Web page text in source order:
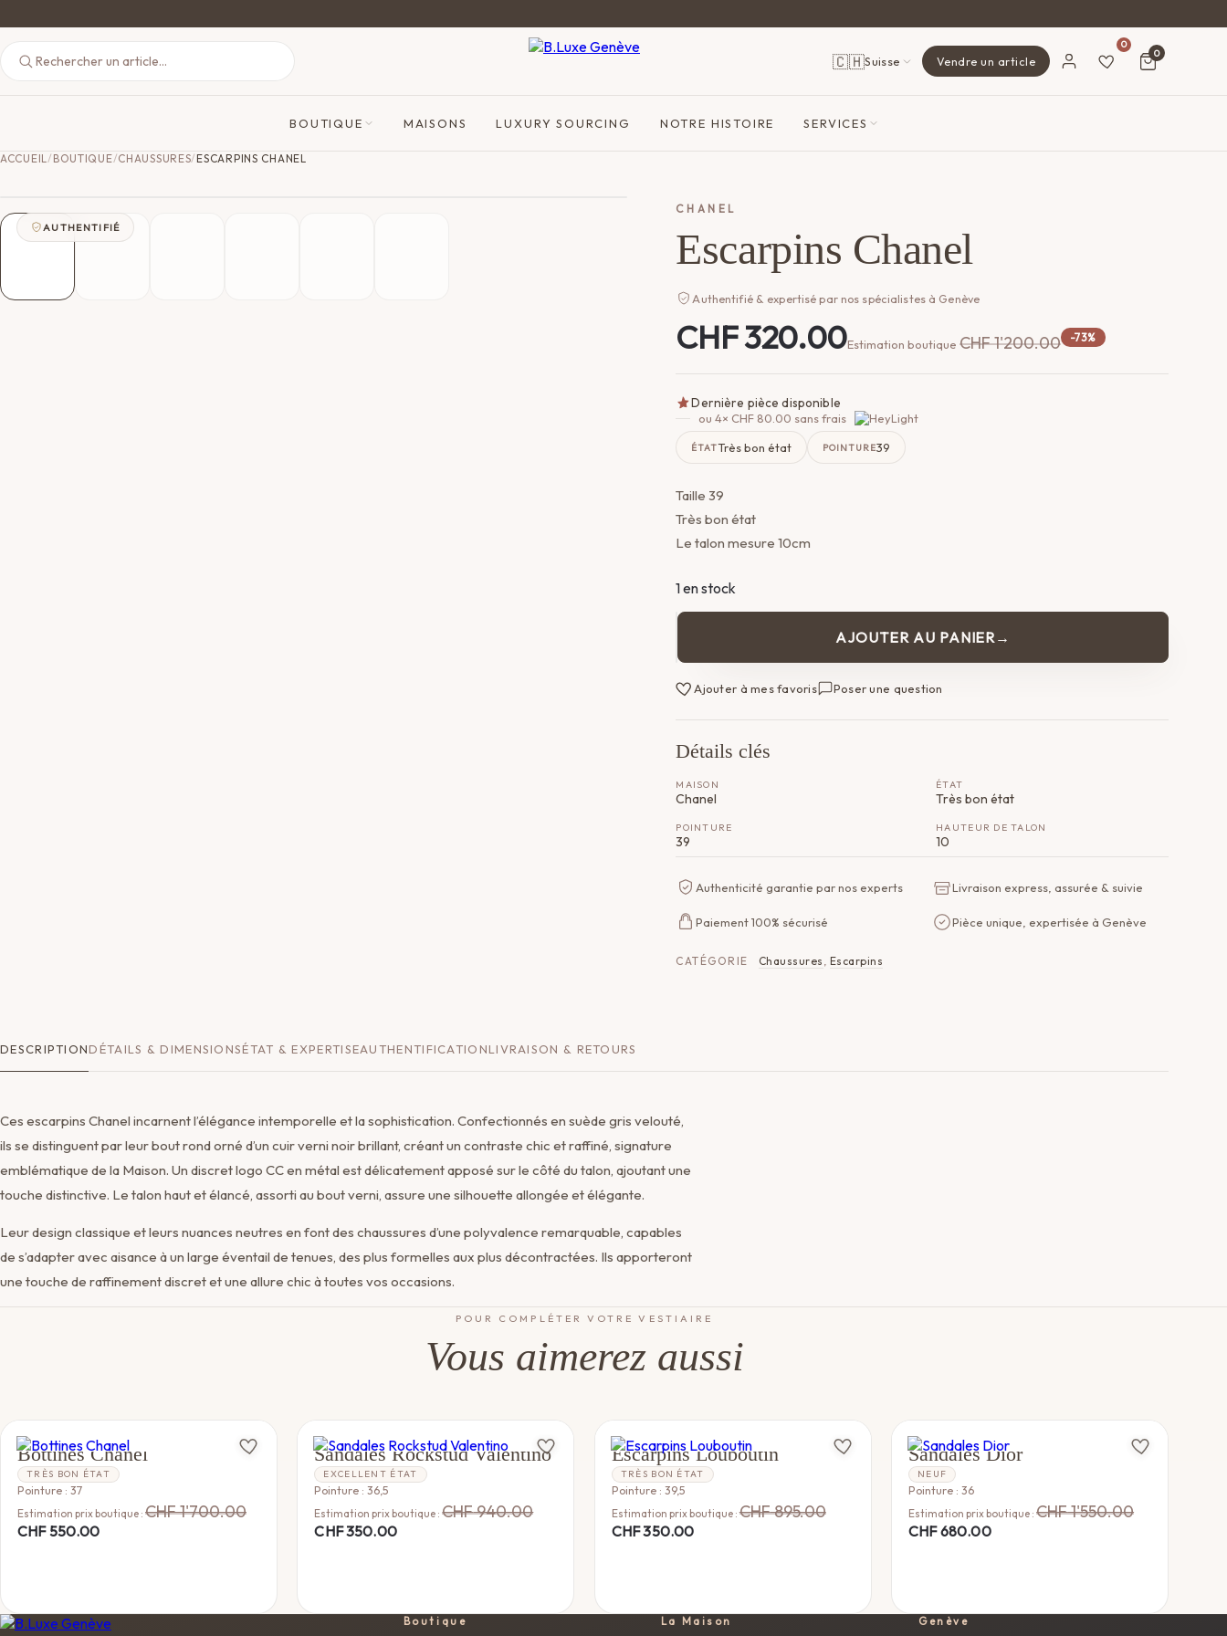
🇨🇭Suisse Vendre un article
0
0
BOUTIQUE MAISONS LUXURY SOURCING NOTRE HISTOIRE SERVICES
ACCUEIL/ BOUTIQUE/CHAUSSURES/ESCARPINS CHANEL
AUTHENTIFIÉ
CHANEL
Escarpins Chanel
Authentifié & expertisé par nos spécialistes à Genève
CHF320.00Estimation boutique CHF1'200.00 -73%
Dernière pièce disponible
ou 4× CHF 80.00 sans frais
ÉTATTrès bon état POINTURE39
Taille 39
Très bon état
Le talon mesure 10cm
1 en stock
de
Escarpins
Chanel
AJOUTER AU PANIER
Ajouter à mes favoris Poser une question
Détails clés
MAISON
Chanel
ÉTAT
Très bon état
POINTURE
39
HAUTEUR DE TALON
10
Authenticité garantie par nos experts Livraison express, assurée & suivie
Paiement 100% sécurisé Pièce unique, expertisée à Genève
CATÉGORIE Chaussures , Escarpins
DESCRIPTIONDÉTAILS & DIMENSIONSÉTAT & EXPERTISEAUTHENTIFICATIONLIVRAISON & RETOURS
Ces escarpins Chanel incarnent l’élégance intemporelle et la sophistication. Confectionnés en suède gris velouté,
ils se distinguent par leur bout rond orné d’un cuir verni noir brillant, créant un contraste chic et raffiné, signature
emblématique de la Maison. Un discret logo CC en métal est délicatement apposé sur le côté du talon, ajoutant une
touche distinctive. Le talon haut et élancé, assorti au bout verni, assure une silhouette allongée et élégante.
Leur design classique et leurs nuances neutres en font des chaussures d’une polyvalence remarquable, capables
de s’adapter avec aisance à un large éventail de tenues, des plus formelles aux plus décontractées. Ils apporteront
une touche de raffinement discret et une allure chic à toutes vos occasions.
POUR COMPLÉTER VOTRE VESTIAIRE
Vous aimerez aussi
CHANEL
Bottines Chanel
TRÈS BON ÉTAT
Pointure : 37
Estimation prix boutique : CHF1'700.00
CHF550.00
VALENTINO
Sandales Rockstud Valentino
EXCELLENT ÉTAT
Pointure : 36,5
Estimation prix boutique :CHF940.00
CHF350.00
LOUBOUTIN
Escarpins Louboutin
TRÈS BON ÉTAT
Pointure : 39,5
Estimation prix boutique :CHF895.00
CHF350.00
DIOR
Sandales Dior
NEUF
Pointure : 36
Estimation prix boutique :CHF1'550.00
CHF680.00
Boutique La Maison Genève